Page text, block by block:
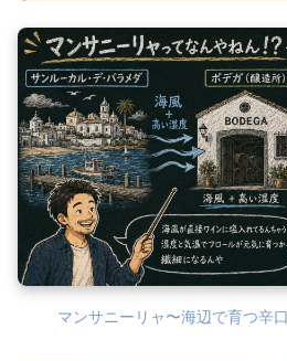
マンサニーリャ〜海辺で育つ辛